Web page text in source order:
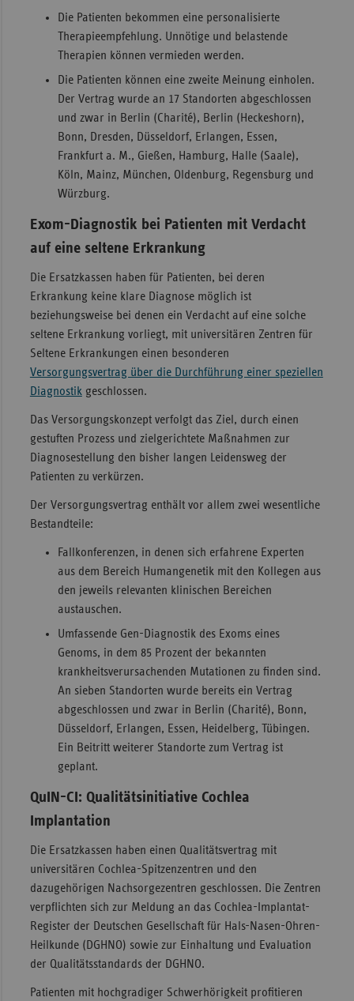
Die Patienten bekommen eine personalisierte
Therapieempfehlung. Unnötige und belastende
Therapien können vermieden werden.
Die Patienten können eine zweite Meinung einholen.
Der Vertrag wurde an 17 Standorten abgeschlossen
und zwar in Berlin (Charité), Berlin (Heckeshorn),
Bonn, Dresden, Düsseldorf, Erlangen, Essen,
Frankfurt a. M., Gießen, Hamburg, Halle (Saale),
Köln, Mainz, München, Oldenburg, Regensburg und
Würzburg.
Exom-Diagnostik bei Patienten mit Verdacht
auf eine seltene Erkrankung
Die Ersatzkassen haben für Patienten, bei deren
Erkrankung keine klare Diagnose möglich ist
beziehungsweise bei denen ein Verdacht auf eine solche
seltene Erkrankung vorliegt, mit universitären Zentren für
Seltene Erkrankungen einen besonderen
Versorgungsvertrag über die Durchführung einer speziellen
Diagnostik geschlossen.
Das Versorgungskonzept verfolgt das Ziel, durch einen
gestuften Prozess und zielgerichtete Maßnahmen zur
Diagnosestellung den bisher langen Leidensweg der
Patienten zu verkürzen.
Der Versorgungsvertrag enthält vor allem zwei wesentliche
Bestandteile:
Fallkonferenzen, in denen sich erfahrene Experten
aus dem Bereich Humangenetik mit den Kollegen aus
den jeweils relevanten klinischen Bereichen
austauschen.
Umfassende Gen-Diagnostik des Exoms eines
Genoms, in dem 85 Prozent der bekannten
krankheitsverursachenden Mutationen zu finden sind.
An sieben Standorten wurde bereits ein Vertrag
abgeschlossen und zwar in Berlin (Charité), Bonn,
Düsseldorf, Erlangen, Essen, Heidelberg, Tübingen.
Ein Beitritt weiterer Standorte zum Vertrag ist
geplant.
QuIN-CI: Qualitätsinitiative Cochlea
Implantation
Die Ersatzkassen haben einen Qualitätsvertrag mit
universitären Cochlea-Spitzenzentren und den
dazugehörigen Nachsorgezentren geschlossen. Die Zentren
verpflichten sich zur Meldung an das Cochlea-Implantat-
Register der Deutschen Gesellschaft für Hals-Nasen-Ohren-
Heilkunde (DGHNO) sowie zur Einhaltung und Evaluation
der Qualitätsstandards der DGHNO.
Patienten mit hochgradiger Schwerhörigkeit profitieren